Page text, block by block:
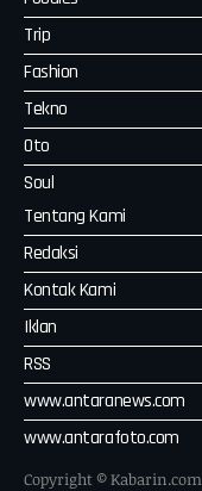
Trip
Fashion
Tekno
Oto
Soul
Tentang Kami
Redaksi
Kontak Kami
Iklan
RSS
www.antaranews.com
www.antarafoto.com
Copyright © Kabarin.com